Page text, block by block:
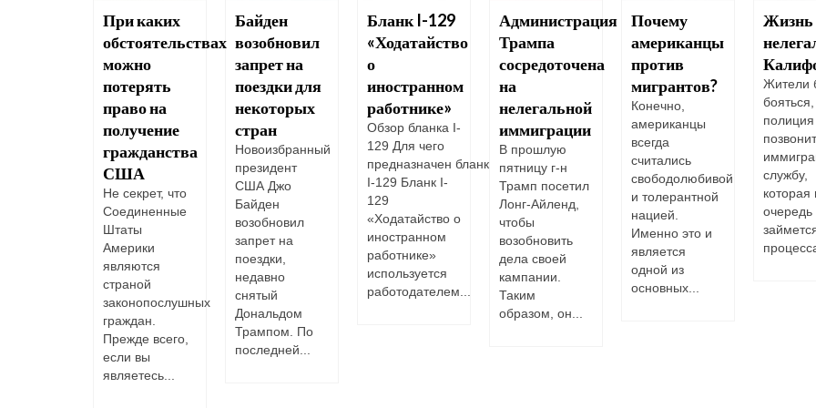
При каких
обстоятельствах
можно
потерять
право на
получение
гражданства
США
Не секрет, что
Соединенные
Штаты
Америки
являются
страной
законопослушных
граждан.
Прежде всего,
если вы
являетесь...
Байден
возобновил
запрет на
поездки для
некоторых
стран
Новоизбранный
президент
США Джо
Байден
возобновил
запрет на
поездки,
недавно
снятый
Дональдом
Трампом. По
последней...
Бланк I-129
«Ходатайство
о
иностранном
работнике»
Обзор бланка I-
129 Для чего
предназначен бланк
I-129 Бланк I-
129
«Ходатайство о
иностранном
работнике»
используется
работодателем...
Администрация
Трампа
сосредоточена
на
нелегальной
иммиграции
В прошлую
пятницу г-н
Трамп посетил
Лонг-Айленд,
чтобы
возобновить
дела своей
кампании.
Таким
образом, он...
Почему
американцы
против
мигрантов?
Конечно,
американцы
всегда
считались
свободолюбивой
и толерантной
нацией.
Именно это и
является
одной из
основных...
Жизнь
Жители
полиция
службу,
которая
очередь